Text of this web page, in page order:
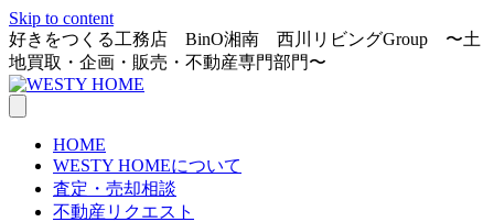
Skip to content
好きをつくる工務店 BinO湘南 西川リビングGroup 〜土
地買取・企画・販売・不動産専門部門〜
HOME
WESTY HOMEについて
査定・売却相談
不動産リクエスト